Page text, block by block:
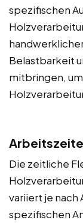
spezifischen
Belastbarkeit
mitbringen,
Die zeitliche
variiert je nach
spezifischen